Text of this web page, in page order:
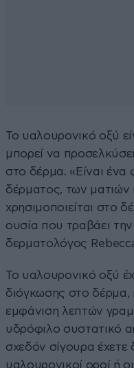
Το υαλουρονικό οξύ
μπορεί να
στο δέρμα. «Είναι ένα
δέρματος, των ματιών
χρησιμοποιείται στο
ουσία που τραβάει
δερματολόγος
Το υαλουρονικό οξύ
διόγκωσης στο δέρμα,
εμφάνιση λεπτών
υδρόφιλο συστατικό
σχεδόν σίγουρα έχετε
υαλουρονικοί οροί ή